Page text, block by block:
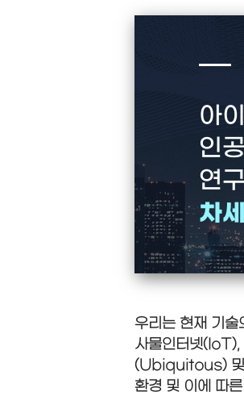
아
인
연
차
우리는 현재 기술
사물인터넷
(Ubiquitous) 및
환경 및 이에 따